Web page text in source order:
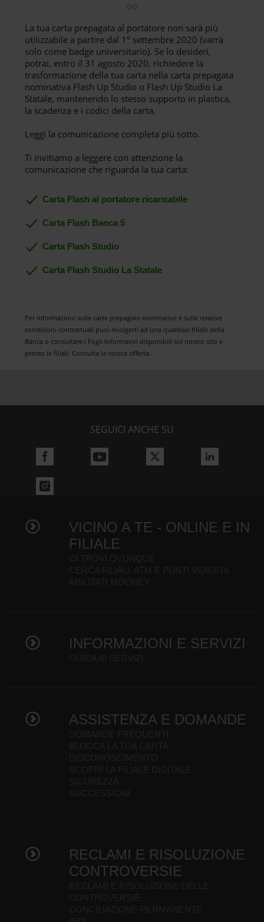
La tua carta prepagata al portatore non sarà più
utilizzabile a partire dal 1° settembre 2020 (varrà
solo come badge universitario). Se lo desideri,
potrai, entro il 31 agosto 2020, richiedere la
trasformazione della tua carta nella carta prepagata
nominativa Flash Up Studio o Flash Up Studio La
Statale, mantenendo lo stesso supporto in plastica,
la scadenza e i codici della carta.
Leggi la comunicazione completa più sotto.
Ti invitiamo a leggere con attenzione la
comunicazione che riguarda la tua carta:
Carta Flash al portatore ricaricabile
Carta Flash Banca 5
Carta Flash Studio
Carta Flash Studio La Statale
Per informazioni sulle carte prepagate nominative e sulle relative
condizioni contrattuali puoi rivolgerti ad una qualsiasi filiale della
Banca o consultare i Fogli Informativi disponibili sul nostro sito e
presso le filiali. Consulta la nostra offerta.
SEGUICI ANCHE SU
VICINO A TE - ONLINE E IN
FILIALE
INFORMAZIONI E SERVIZI
ASSISTENZA E DOMANDE
RECLAMI E RISOLUZIONE
CONTROVERSIE